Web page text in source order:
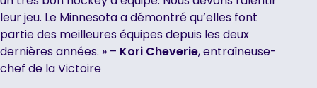
leur jeu. Le Minnesota a démontré qu’elles font
partie des meilleures équipes depuis les deux
dernières années. » – Kori Cheverie, entraîneuse-
chef de la Victoire